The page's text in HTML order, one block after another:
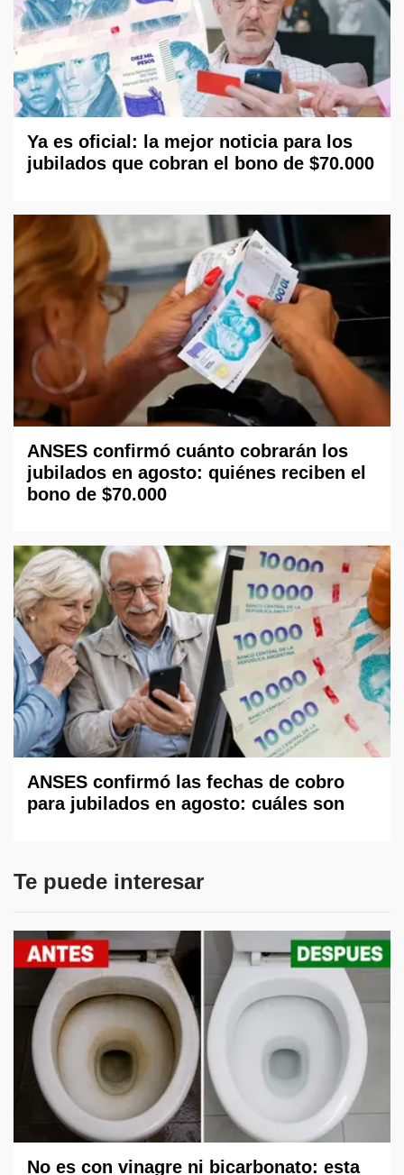
Ya es oficial: la mejor noticia para los
jubilados que cobran el bono de $70.000
ANSES confirmó cuánto cobrarán los
jubilados en agosto: quiénes reciben el
bono de $70.000
ANSES confirmó las fechas de cobro
para jubilados en agosto: cuáles son
Te puede interesar
No es con vinagre ni bicarbonato: esta